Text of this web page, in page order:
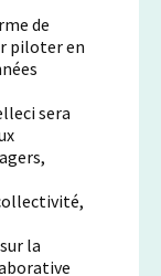
de
piloter en
sera
la